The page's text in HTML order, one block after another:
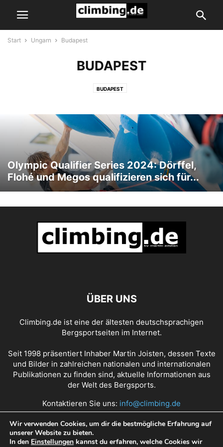
Start Ungarn Budapest
BUDAPEST
BUDAPEST
Olympic Qualifier Series 2024: Dörffel,
Flohé und Megos qualifizieren sich für...
ÜBER UNS
Climbing.de ist eine der ältesten deutschsprachigen
Bergsportseiten im Internet.
Seit 1998 präsentiert Inhaber Martin Joisten, dessen Texte
und Bilder in zahlreichen nationalen und internationalen
Publikationen zu finden sind, aktuelle Informationen aus
der Welt des Bergsports.
Kontaktieren Sie uns: info@climbing.de
Über Climbing.de RSS Feed Mediadaten
Wir verwenden Cookies, um dir die bestmögliche Erfahrung auf
unserer Website zu bieten.
In den Einstellungen kannst du erfahren, welche Cookies wir